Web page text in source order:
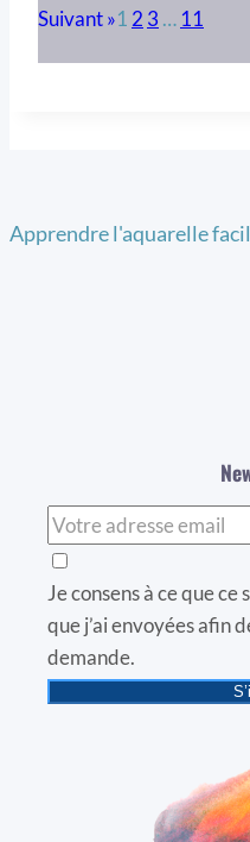
1 2 3 … 11
Apprendre l'aquarelle
Je consens à ce que
que j’ai envoyées afin
demande.